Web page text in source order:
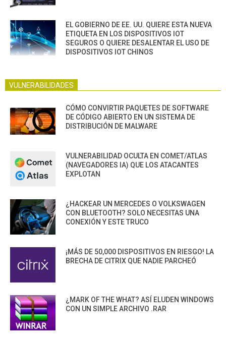
EL GOBIERNO DE EE. UU. QUIERE ESTA NUEVA
ETIQUETA EN LOS DISPOSITIVOS IOT
SEGUROS O QUIERE DESALENTAR EL USO DE
DISPOSITIVOS IOT CHINOS
VULNERABILIDADES
CÓMO CONVIRTIR PAQUETES DE SOFTWARE
DE CÓDIGO ABIERTO EN UN SISTEMA DE
DISTRIBUCIÓN DE MALWARE
VULNERABILIDAD OCULTA EN COMET/ATLAS
(NAVEGADORES IA) QUE LOS ATACANTES
EXPLOTAN
¿HACKEAR UN MERCEDES O VOLKSWAGEN
CON BLUETOOTH? SOLO NECESITAS UNA
CONEXIÓN Y ESTE TRUCO
¡MÁS DE 50,000 DISPOSITIVOS EN RIESGO! LA
BRECHA DE CITRIX QUE NADIE PARCHEÓ
¿MARK OF THE WHAT? ASÍ ELUDEN WINDOWS
CON UN SIMPLE ARCHIVO .RAR